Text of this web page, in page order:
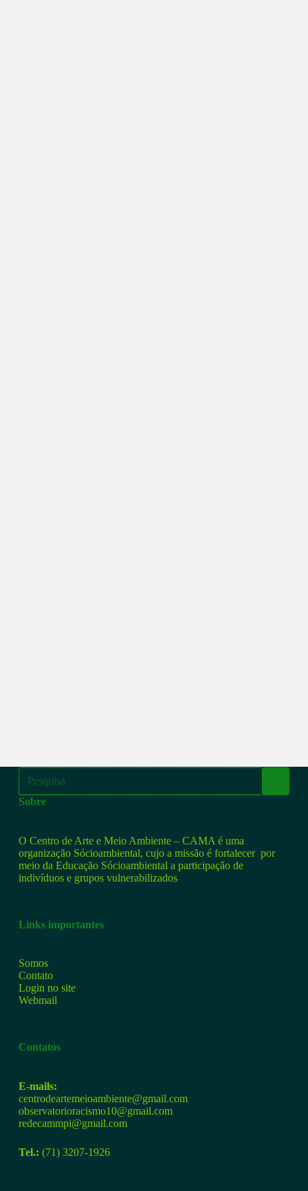
Sobre
O Centro de Arte e Meio Ambiente – CAMA é uma
organização Sócioambiental, cujo a missão é fortalecer por
meio da Educação Sócioambiental a participação de
indivíduos e grupos vulnerabilizados
Links importantes
Somos
Contato
Login no site
Webmail
Contatos
E-mails:
centrodeartemeioambiente@gmail.com
observatorioracismo10@gmail.com
redecammpi@gmail.com
Tel.: (71) 3207-1926